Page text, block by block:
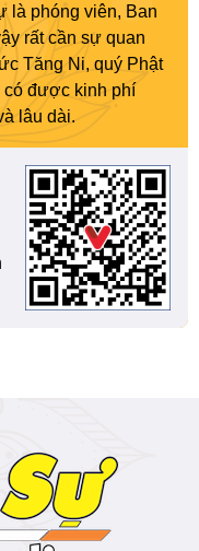
là phóng viên, Ban
rất cần sự quan
Tăng Ni, quý Phật
có được kinh phí
lâu dài.